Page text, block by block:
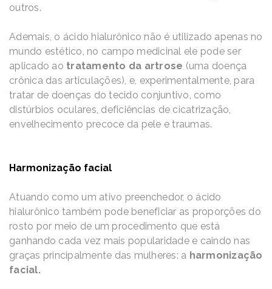
outros.
Ademais, o ácido hialurônico não é utilizado apenas no
mundo estético, no campo medicinal ele pode ser
aplicado ao tratamento da artrose (uma doença
crônica das articulações), e, experimentalmente, para
tratar de doenças do tecido conjuntivo, como
distúrbios oculares, deficiências de cicatrização,
envelhecimento precoce da pele e traumas.
Harmonização facial
Atuando como um ativo preenchedor, o ácido
hialurônico também pode beneficiar as proporções do
rosto por meio de um procedimento que está
ganhando cada vez mais popularidade e caindo nas
graças principalmente das mulheres: a harmonização
facial.